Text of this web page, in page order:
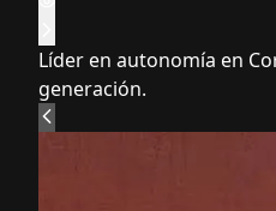
Líder en autonomía en
generación.